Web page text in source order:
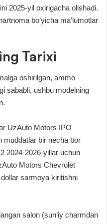
2025-yil oxirigacha olishadi.
bo’yicha ma’lumotlar
Tarixi
oshirilgan, ammo
sababli, ushbu modelning
UzAuto Motors IPO
muddatlar bir necha bor
2024-2026-yillar uchun
Motors Chevrolet
sarmoya kiritishni
salon (sun’iy charmdan